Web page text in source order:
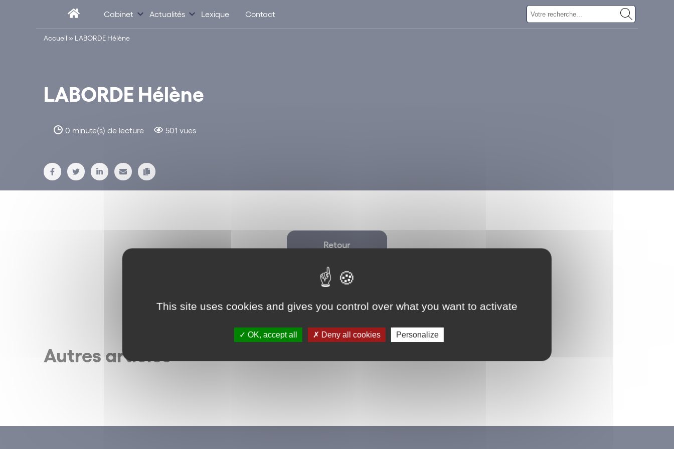
Cabinet Actualités Lexique Contact
Accueil » LABORDE Hélène
LABORDE Hélène
0 minute(s) de lecture 501 vues
Retour
Autres articles
This site uses cookies and gives you control over what you want to activate
OK, accept all Deny all cookies Personalize